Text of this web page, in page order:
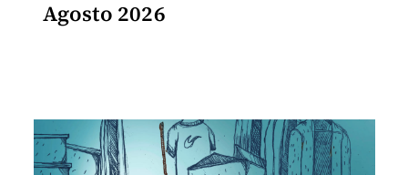
Agosto 2026